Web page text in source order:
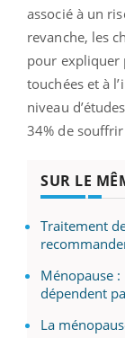
associé à un
revanche, les
pour expliquer
touchées et à
niveau
34% de
SUR LE
Traitement
Ménopause
dépendent
La